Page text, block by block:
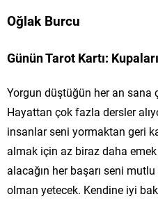
Oğlak Burcu
Günün Tarot Kartı:
Yorgun düştüğün her an sana
Hayattan çok fazla dersler
insanlar seni yormaktan geri
almak için az biraz daha
alacağın her başarı seni
olman yetecek. Kendine iyi